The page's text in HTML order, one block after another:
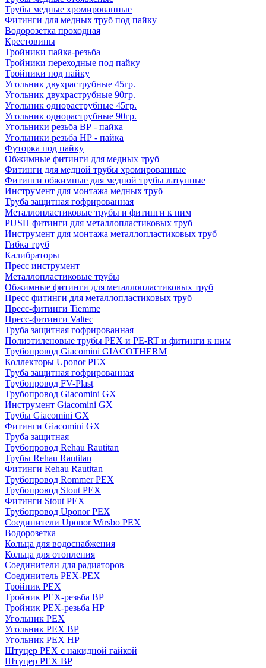
Трубы медные хромированные
Фитинги для медных труб под пайку
Водорозетка проходная
Крестовины
Тройники пайка-резьба
Тройники переходные под пайку
Тройники под пайку
Угольник двухраструбные 45гр.
Угольник двухраструбные 90гр.
Угольник однораструбные 45гр.
Угольник однораструбные 90гр.
Угольники резьба ВР - пайка
Угольники резьба НР - пайка
Футорка под пайку
Обжимные фитинги для медных труб
Фитинги для медной трубы хромированные
Фитинги обжимные для медной трубы латунные
Инструмент для монтажа медных труб
Труба защитная гофрированная
Металлопластиковые трубы и фитинги к ним
PUSH фитинги для металлопластиковых труб
Инструмент для монтажа металлопластиковых труб
Гибка труб
Калибраторы
Пресс инструмент
Металлопластиковые трубы
Обжимные фитинги для металлопластиковых труб
Пресс фитинги для металлопластиковых труб
Пресс-фитинги Tiemme
Пресс-фитинги Valtec
Труба защитная гофрированная
Полиэтиленовые трубы PEX и PE-RT и фитинги к ним
Трубопровод Giacomini GIACOTHERM
Коллекторы Uponor PEX
Труба защитная гофрированная
Трубопровод FV-Plast
Трубопровод Giacomini GX
Инструмент Giacomini GX
Трубы Giacomini GX
Фитинги Giacomini GX
Труба защитная
Трубопровод Rehau Rautitan
Трубы Rehau Rautitan
Фитинги Rehau Rautitan
Трубопровод Rommer PEX
Трубопровод Stout PEX
Фитинги Stout PEX
Трубопровод Uponor PEX
Соединители Uponor Wirsbo PEX
Водорозетка
Кольца для водоснабжения
Кольца для отопления
Соединители для радиаторов
Соединитель PEX-PEX
Тройник PEX
Тройник PEX-резьба ВР
Тройник PEX-резьба НР
Угольник PEX
Угольник PEX ВР
Угольник PEX НР
Штуцер PEX c накидной гайкой
Штуцер PEX ВР